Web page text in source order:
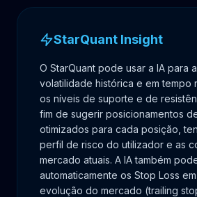
StarQuant Insight
O StarQuant pode usar a IA para
volatilidade histórica e em tempo
os níveis de suporte e de
fim de sugerir posicionamentos
otimizados para cada posição,
perfil de risco do utilizador e as
mercado atuais. A IA também
automaticamente os Stop Loss
evolução do mercado (trailing